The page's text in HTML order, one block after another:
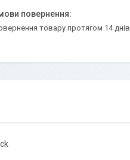
товару протягом 14 днів